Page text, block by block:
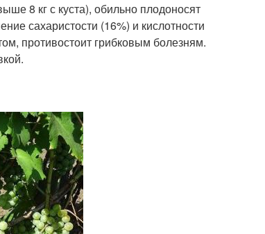
8 кг с куста), обильно плодоносят
сахаристости (16%) и кислотности
противостоит грибковым болезням.